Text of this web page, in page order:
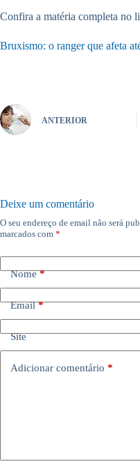
Confira a matéria completa no
Bruxismo: o ranger que afeta
ANTERIOR
Deixe um comentário
O seu endereço de email não será
marcados com *
Nome*
Email*
Site
Adicionar comentário *